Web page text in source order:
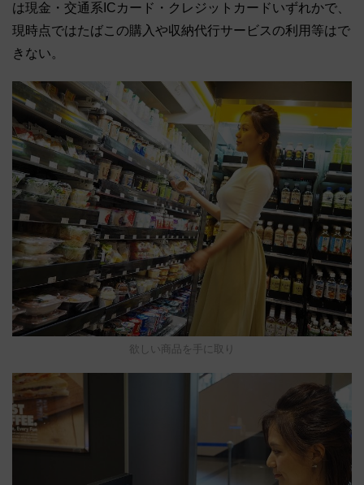
は現金・交通系ICカード・クレジットカードいずれかで、
現時点ではたばこの購入や収納代行サービスの利用等はで
きない。
欲しい商品を手に取り